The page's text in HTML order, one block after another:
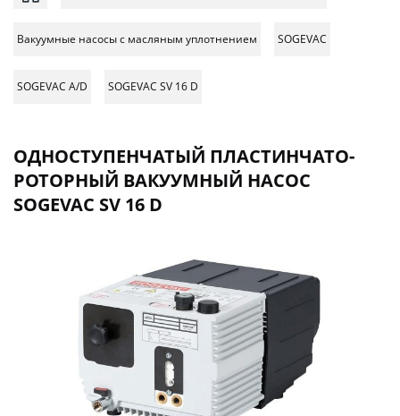
Вакуумные насосы с масляным уплотнением SOGEVAC
SOGEVAC A/D SOGEVAC SV 16 D
ОДНОСТУПЕНЧАТЫЙ ПЛАСТИНЧАТО-
РОТОРНЫЙ ВАКУУМНЫЙ НАСОС
SOGEVAC SV 16 D